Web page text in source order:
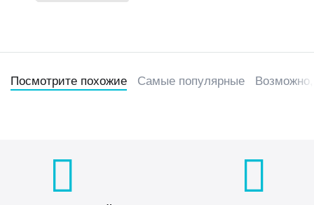
Посмотрите похожие Самые популярные Возможно,